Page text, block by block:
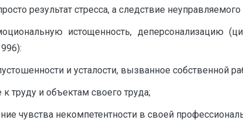
результат стресса, а следствие неуправляемого
истощенность, деперсонализацию
и усталости, вызванное собственной
труду и объектам своего труда;
чувства некомпетентности в своей